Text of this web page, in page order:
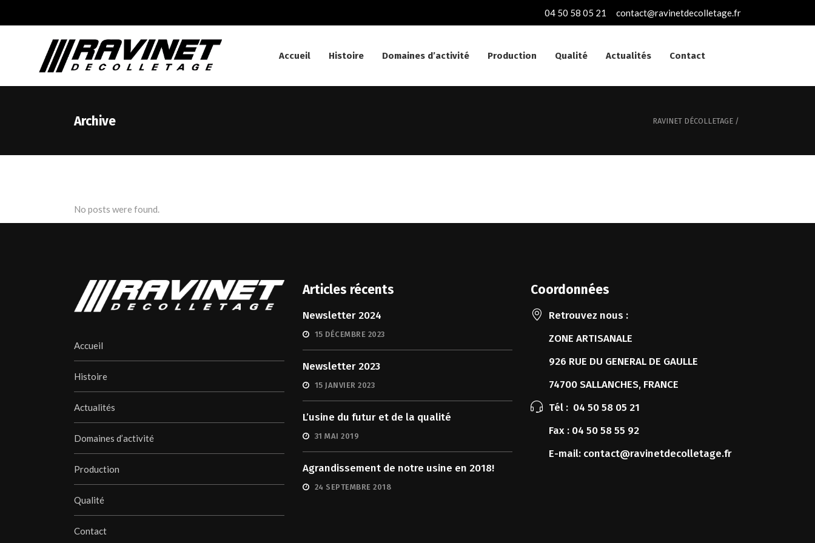
04 50 58 05 21 contact@ravinetdecolletage.fr
Accueil Histoire Domaines d’activité Production Qualité Actualités Contact
Archive RAVINET DÉCOLLETAGE /
No posts were found.
Accueil
Histoire
Actualités
Domaines d’activité
Production
Qualité
Contact
Articles récents
Newsletter 2024
15 DÉCEMBRE 2023
Newsletter 2023
15 JANVIER 2023
L’usine du futur et de la qualité
31 MAI 2019
Agrandissement de notre usine en 2018!
24 SEPTEMBRE 2018
Coordonnées
Retrouvez nous :
ZONE ARTISANALE
926 RUE DU GENERAL DE GAULLE
74700 SALLANCHES, FRANCE
Tél : 04 50 58 05 21
Fax : 04 50 58 55 92
E-mail: contact@ravinetdecolletage.fr